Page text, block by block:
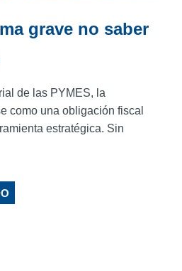
grave no saber
de las PYMES, la
como una obligación fiscal
estratégica. Sin